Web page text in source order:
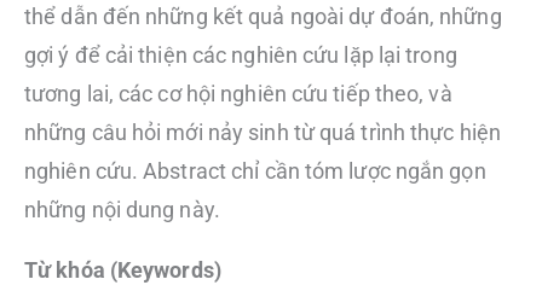
thể dẫn đến những kết quả ngoài dự đoán, những
gợi ý để cải thiện các nghiên cứu lặp lại trong
tương lai, các cơ hội nghiên cứu tiếp theo, và
những câu hỏi mới nảy sinh từ quá trình thực hiện
nghiên cứu. Abstract chỉ cần tóm lược ngắn gọn
những nội dung này.
Từ khóa (Keywords)